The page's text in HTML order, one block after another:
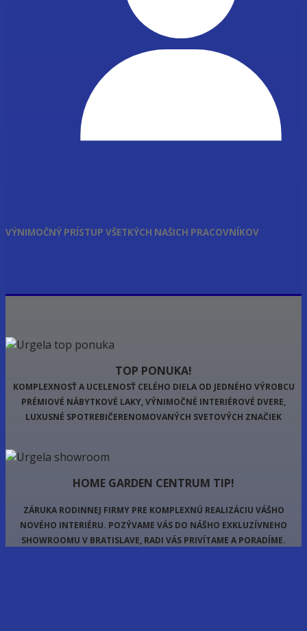
VÝNIMOČNÝ PRÍSTUP VŠETKÝCH NAŠICH PRACOVNÍKOV
TOP PONUKA!
KOMPLEXNOSŤ A UCELENOSŤ CELÉHO DIELA OD JEDNÉHO VÝROBCU
PRÉMIOVÉ NÁBYTKOVÉ LAKY, VÝNIMOČNÉ INTERIÉROVÉ DVERE,
LUXUSNÉ SPOTREBIČERENOMOVANÝCH SVETOVÝCH ZNAČIEK
HOME GARDEN CENTRUM TIP!
ZÁRUKA RODINNEJ FIRMY PRE KOMPLEXNÚ REALIZÁCIU VÁŠHO
NOVÉHO INTERIÉRU. POZÝVAME VÁS DO NÁŠHO EXKLUZÍVNEHO
SHOWROOMU V BRATISLAVE, RADI VÁS PRIVÍTAME A PORADÍME.